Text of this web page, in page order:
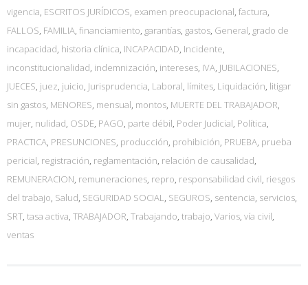
vigencia, ESCRITOS JURÍDICOS, examen preocupacional, factura,
FALLOS, FAMILIA, financiamiento, garantías, gastos, General, grado de
incapacidad, historia clínica, INCAPACIDAD, Incidente,
inconstitucionalidad, indemnización, intereses, IVA, JUBILACIONES,
JUECES, juez, juicio, Jurisprudencia, Laboral, límites, Liquidación, litigar
sin gastos, MENORES, mensual, montos, MUERTE DEL TRABAJADOR,
mujer, nulidad, OSDE, PAGO, parte débil, Poder Judicial, Política,
PRACTICA, PRESUNCIONES, producción, prohibición, PRUEBA, prueba
pericial, registración, reglamentación, relación de causalidad,
REMUNERACION, remuneraciones, repro, responsabilidad civil, riesgos
del trabajo, Salud, SEGURIDAD SOCIAL, SEGUROS, sentencia, servicios,
SRT, tasa activa, TRABAJADOR, Trabajando, trabajo, Varios, vía civil,
ventas